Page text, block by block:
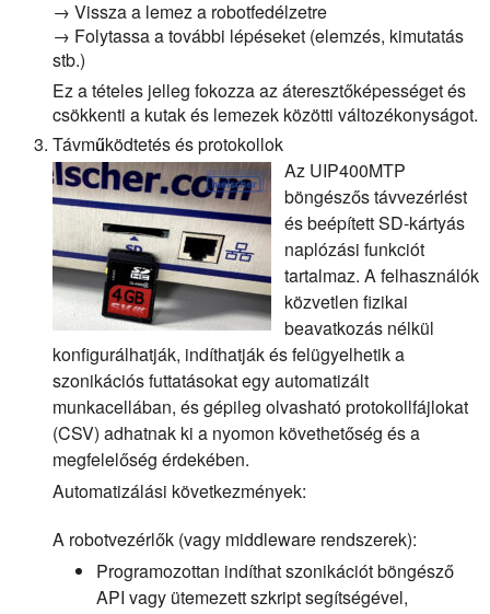
→ Vissza a lemez a robotfedélzetre
→ Folytassa a további lépéseket (elemzés, kimutatás
stb.)
Ez a tételes jelleg fokozza az áteresztőképességet és
csökkenti a kutak és lemezek közötti változékonyságot.
Távműködtetés és protokollok
Az UIP400MTP
böngészős távvezérlést
és beépített SD-kártyás
naplózási funkciót
tartalmaz. A felhasználók
közvetlen fizikai
beavatkozás nélkül
konfigurálhatják, indíthatják és felügyelhetik a
szonikációs futtatásokat egy automatizált
munkacellában, és gépileg olvasható protokollfájlokat
(CSV) adhatnak ki a nyomon követhetőség és a
megfelelőség érdekében.
Automatizálási következmények:
A robotvezérlők (vagy middleware rendszerek):
Programozottan indíthat szonikációt böngésző
API vagy ütemezett szkript segítségével,